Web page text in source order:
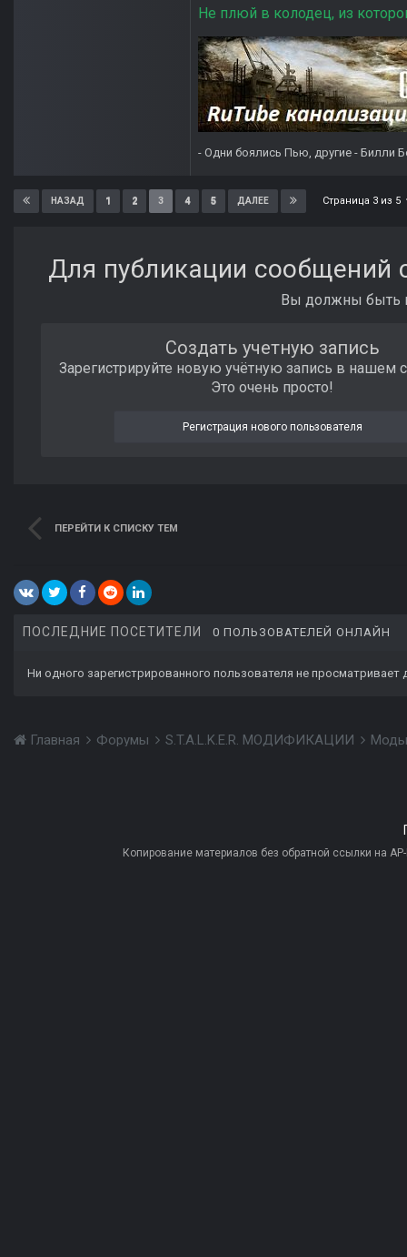
Не плюй в колодец, из
- Одни боялись Пью, другие - Билли
НАЗАД 1 2 3 4 5 ДАЛЕЕ Страница 3 из 5
Для публикации сообщений
Вы должны быть
Создать учетную запись
Зарегистрируйте новую учётную запись в нашем
Это очень просто!
Регистрация нового пользователя
ПЕРЕЙТИ К СПИСКУ ТЕМ
ПОСЛЕДНИЕ ПОСЕТИТЕЛИ 0 ПОЛЬЗОВАТЕЛЕЙ ОНЛАЙН
Ни одного зарегистрированного пользователя не просматривает
Главная Форумы S.T.A.L.K.E.R. МОДИФИКАЦИИ Моды
Копирование материалов без обратной ссылки на